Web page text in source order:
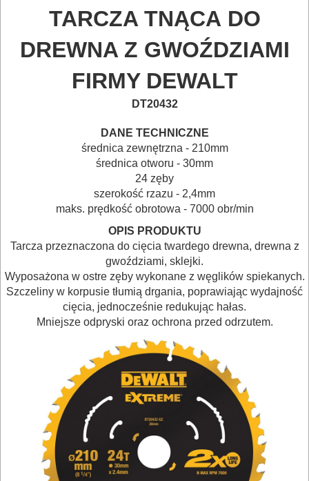
POMIAROWE
NARZĘDZIA
BUDOWLANE
GLAZURNICZE
AKCESORIA
URZĄDZENIA
BUDOWLANE
MASZYNY
NARZĘDZIA
BRUKARSKIE
DREWNA
OBRÓBKA
METALU
WARSZTATOWE
TARCZA TNĄCA DO
DREWNA Z GWOŹDZIAMI
FIRMY DEWALT
DT20432
DANE TECHNICZNE
średnica zewnętrzna - 210mm
średnica otworu - 30mm
24 zęby
szerokość rzazu - 2,4mm
maks. prędkość obrotowa - 7000 obr/min
OPIS PRODUKTU
Tarcza przeznaczona do cięcia twardego drewna, drewna z
gwoździami, sklejki.
Wyposażona w ostre zęby wykonane z węglików spiekanych.
Szczeliny w korpusie tłumią drgania, poprawiając wydajność
cięcia, jednocześnie redukując hałas.
Mniejsze odpryski oraz ochrona przed odrzutem.